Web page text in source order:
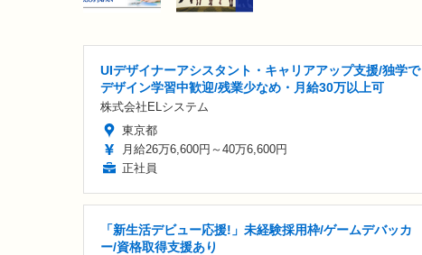
UIデザイナーアシスタント・キャリアアップ支援/独学で
デザイン学習中歓迎/残業少なめ・月給30万以上可
株式会社ELシステム
東京都
月給26万6,600円～40万6,600円
正社員
「新生活デビュー応援!」未経験採用枠/ゲームデバッカ
ー/資格取得支援あり